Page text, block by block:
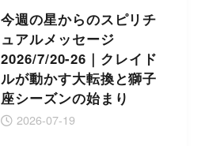
今週の星からのスピリチ
ュアルメッセージ
2026/7/20-26｜クレイド
ルが動かす大転換と獅子
座シーズンの始まり
2026-07-19